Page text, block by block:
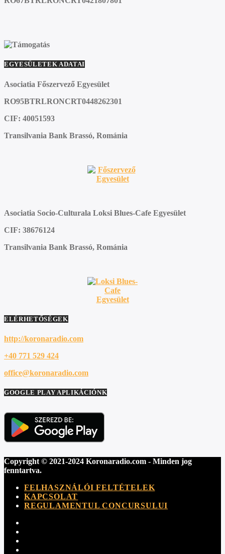
EGYESÜLETEK ADATAI
Asociatia Főszervező Egyesület
RO95BTRLRONCRT0448262301
CIF: 40051593
Transilvania Bank Brassó, Románia
Asociatia Socio-Culturala Loksi Blues-Cafe Egyesület
CIF: 38676124
Transilvania Bank Brassó, Románia
ELÉRHETŐSÉGEK
http://koronaradio.com
+40 771 529 424
office@koronaradio.com
GOOGLE PLAY APLIKÁCIÓNK
Copyright © 2021-2024 Koronaradio.com - Minden jog
fenntartva.
FELHASZNÁLÓI FELTÉTELEK
KAPCSOLAT
REGULAMENTUL CONCURSULUI